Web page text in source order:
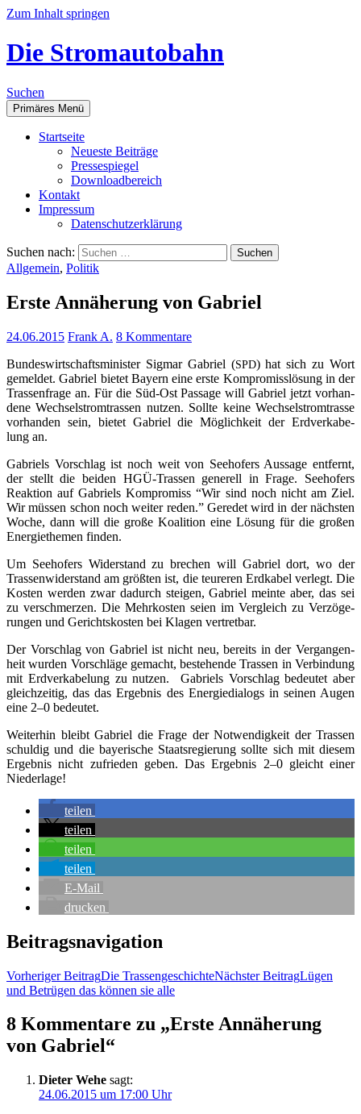
Zum Inhalt springen
Die Stromautobahn
Suchen
Primäres Menü
Start­sei­te
Neu­es­te Beiträge
Pres­se­spie­gel
Down­load­be­reich
Kon­takt
Impres­sum
Daten­schutz­er­klä­rung
Suchen nach:
Allgemein, Politik
Ers­te Annä­he­rung von Gabriel
24.06.2015 Frank A. 8 Kommentare
Bun­des­wirt­schafts­mi­nis­ter Sig­mar Gabri­el (SPD) hat sich zu Wort
gemel­det. Gabri­el bie­tet Bay­ern eine ers­te Kom­pro­miss­lö­sung in der
Tras­sen­fra­ge an. Für die Süd-Ost Pas­sa­ge will Gabri­el jetzt vor­han­
de­ne Wech­sel­strom­tras­sen nut­zen. Soll­te kei­ne Wech­sel­strom­tras­se
vor­han­den sein, bie­tet Gabri­el die Mög­lich­keit der Erd­ver­ka­be­
lung an.
Gabri­els Vor­schlag ist noch weit von See­ho­fers Aus­sa­ge ent­fernt,
der stellt die bei­den HGÜ-Tras­sen gene­rell in Fra­ge. See­ho­fers
Reak­ti­on auf Gabri­els Kom­pro­miss “Wir sind noch nicht am Ziel.
Wir müs­sen schon noch wei­ter reden.” Gere­det wird in der nächs­ten
Woche, dann will die gro­ße Koali­ti­on eine Lösung für die gro­ßen
Ener­gie­the­men finden.
Um See­ho­fers Wider­stand zu bre­chen will Gabri­el dort, wo der
Tras­sen­wi­der­stand am größ­ten ist, die teu­re­ren Erd­ka­bel ver­legt. Die
Kos­ten wer­den zwar dadurch stei­gen, Gabri­el mein­te aber, das sei
zu ver­schmer­zen. Die Mehr­kos­ten sei­en im Ver­gleich zu Ver­zö­ge­
run­gen und Gerichts­kos­ten bei Kla­gen vertretbar.
Der Vor­schlag von Gabri­el ist nicht neu, bereits in der Ver­gan­gen­
heit wur­den Vor­schlä­ge gemacht, bestehen­de Tras­sen in Ver­bin­dung
mit Erd­ver­ka­be­lung zu nut­zen. Gabri­els Vor­schlag bedeu­tet aber
gleich­zei­tig, das das Ergeb­nis des Ener­gie­dia­logs in sei­nen Augen
eine 2–0 bedeutet.
Wei­ter­hin bleibt Gabri­el die Fra­ge der Not­wen­dig­keit der Tras­sen
schul­dig und die baye­ri­sche Staats­re­gie­rung soll­te sich mit die­sem
Ergeb­nis nicht zufrie­den geben. Das Ergeb­nis 2–0 gleicht einer
Niederlage!
tei­len
tei­len
tei­len
tei­len
E‑Mail
dru­cken
Beitragsnavigation
Vorheriger BeitragDie Tras­sen­ge­schich­teNächster BeitragLügen
und Betrü­gen das kön­nen sie alle
8 Kommentare zu „Ers­te Annä­he­rung
von Gabriel“
Dieter Wehe sagt:
24.06.2015 um 17:00 Uhr